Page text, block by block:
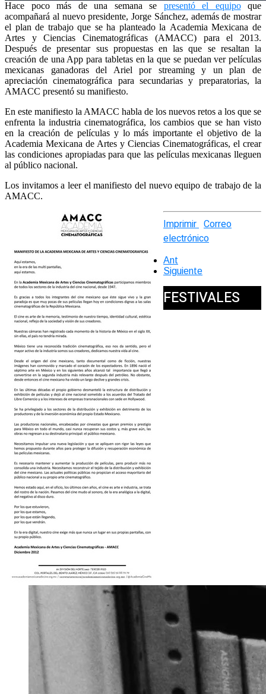
Hace poco más de una semana se presentó el equipoque
acompañará al nuevo presidente, Jorge Sánchez, además de mostrar
el plan de trabajo que se ha planteado la Academia Mexicana de
Artes y Ciencias Cinematográficas (AMACC) para el 2013.
Después de presentar sus propuestas en las que se resaltan la
creación de una App para tabletas en la que se puedan ver películas
mexicanas ganadoras del Ariel por streaming y un plan de
apreciación cinematográfica para secundarias y preparatorias, la
AMACC presentó su manifiesto.
En este manifiesto la AMACC habla de los nuevos retos a los que se
enfrenta la industria cinematográfica, los cambios que se han visto
en la creación de películas y lo más importante el objetivo de la
Academia Mexicana de Artes y Ciencias Cinematográficas, el crear
las condiciones apropiadas para que las películas mexicanas lleguen
al público nacional.
Los invitamos a leer el manifiesto del nuevo equipo de trabajo de la
AMACC.
Imprimir Correo
electrónico
Ant
Siguiente
FESTIVALES